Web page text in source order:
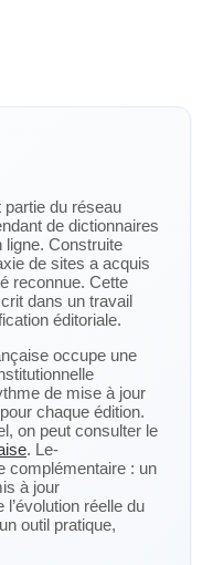
partie du réseau
de dictionnaires
ligne. Construite
de sites a acquis
reconnue. Cette
dans un travail
éditoriale.
occupe une
de mise à jour
chaque édition.
on peut consulter le
. Le-
complémentaire : un
à jour
réelle du
outil pratique,